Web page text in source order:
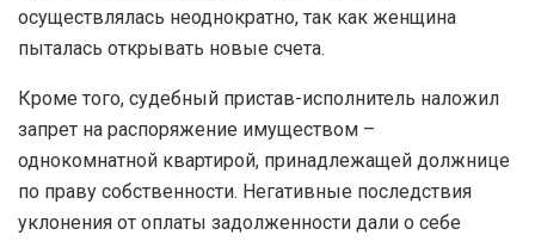
осуществлялась неоднократно, так как женщина
пыталась открывать новые счета.
Кроме того, судебный пристав-исполнитель наложил
запрет на распоряжение имуществом –
однокомнатной квартирой, принадлежащей должнице
по праву собственности. Негативные последствия
уклонения от оплаты задолженности дали о себе